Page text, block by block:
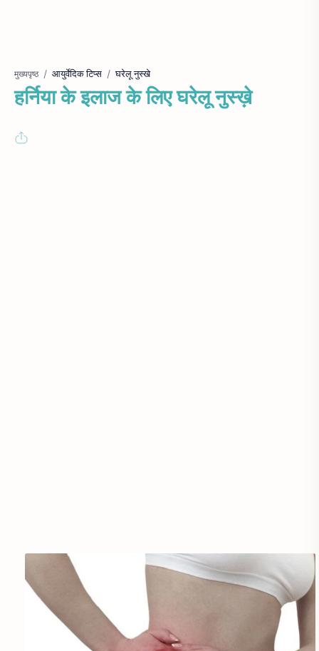
मुख्यपृष्ठ आयुर्वेदिक टिप्स घरेलू नुस्खे
हर्निया के इलाज के लिए घरेलू नुस्ख़े